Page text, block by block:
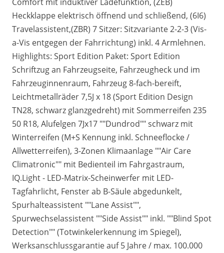
Heckklappe elektrisch öffnend und schließend, (6I6)
Travelassistent,(ZBR) 7 Sitzer: Sitzvariante 2-2-3 (Vis-
a-Vis entgegen der Fahrrichtung) inkl. 4 Armlehnen.
Highlights: Sport Edition Paket: Sport Edition
Schriftzug an Fahrzeugseite, Fahrzeugheck und im
Fahrzeuginnenraum, Fahrzeug 8-fach-bereift,
Leichtmetallräder 7,5J x 18 (Sport Edition Design
TN28, schwarz glanzgedreht) mit Sommerreifen 235
50 R18, Alufelgen 7Jx17 ""Dundrod"" schwarz mit
Winterreifen (M+S Kennung inkl. Schneeflocke /
Allwetterreifen), 3-Zonen Klimaanlage ""Air Care
Climatronic"" mit Bedienteil im Fahrgastraum,
IQ.Light - LED-Matrix-Scheinwerfer mit LED-
Tagfahrlicht, Fenster ab B-Säule abgedunkelt,
Spurhalteassistent ""Lane Assist"",
Spurwechselassistent ""Side Assist"" inkl. ""Blind Spot
Detection"" (Totwinkelerkennung im Spiegel),
Werksanschlussgarantie auf 5 Jahre / max. 100.000